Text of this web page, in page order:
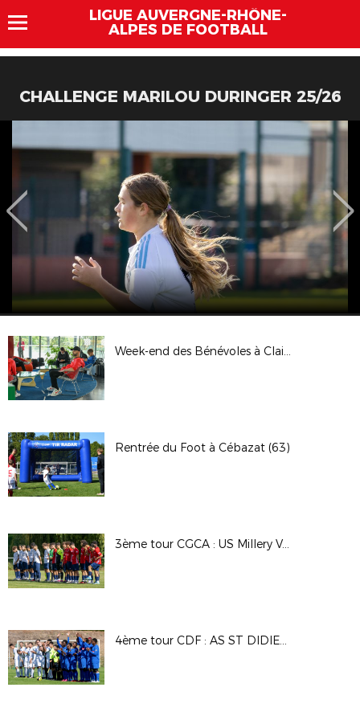
LIGUE AUVERGNE-RHÔNE-
ALPES DE FOOTBALL
CHALLENGE MARILOU DURINGER 25/26
Week-end des Bénévoles à Clairefontaine - Octobre 2023
Rentrée du Foot à Cébazat (63)
3ème tour CGCA : US Millery Vourles / Andrézieux Bouthéon FC
4ème tour CDF : AS ST DIDIER ST JUST / A. OUVOIMOIJA